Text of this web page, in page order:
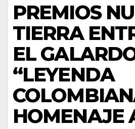
PREMIOS
TIERRA
EL
“LEYENDA
HOMENAJE